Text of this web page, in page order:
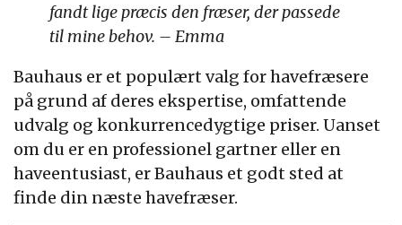
fandt lige præcis den fræser, der passede
til mine behov. – Emma
Bauhaus er et populært valg for havefræsere
på grund af deres ekspertise, omfattende
udvalg og konkurrencedygtige priser. Uanset
om du er en professionel gartner eller en
haveentusiast, er Bauhaus et godt sted at
finde din næste havefræser.